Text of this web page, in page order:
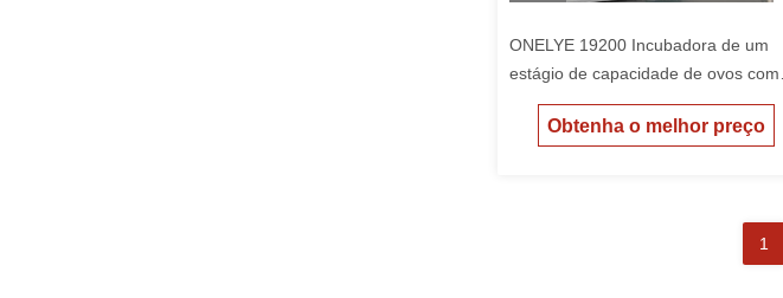
ONELYE 19200 Incubadora de um
estágio de capacidade de ovos com
ecrã táctil inteligente e material de
fibra de vidro
Obtenha o melhor preço
1